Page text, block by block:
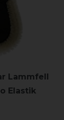
Lammfell
Elastik